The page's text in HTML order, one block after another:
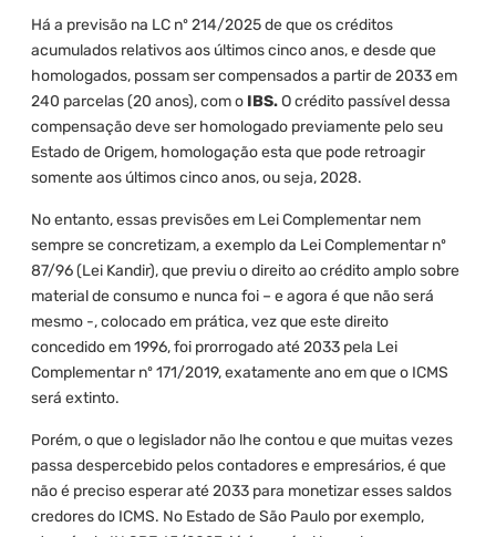
Há a previsão na LC nº 214/2025 de que os créditos
acumulados relativos aos últimos cinco anos, e desde que
homologados, possam ser compensados a partir de 2033 em
240 parcelas (20 anos), com o IBS.O crédito passível dessa
compensação deve ser homologado previamente pelo seu
Estado de Origem, homologação esta que pode retroagir
somente aos últimos cinco anos, ou seja, 2028.
No entanto, essas previsões em Lei Complementar nem
sempre se concretizam, a exemplo da Lei Complementar nº
87/96 (Lei Kandir), que previu o direito ao crédito amplo sobre
material de consumo e nunca foi – e agora é que não será
mesmo -, colocado em prática, vez que este direito
concedido em 1996, foi prorrogado até 2033 pela Lei
Complementar nº 171/2019, exatamente ano em que o ICMS
será extinto.
Porém, o que o legislador não lhe contou e que muitas vezes
passa despercebido pelos contadores e empresários, é que
não é preciso esperar até 2033 para monetizar esses saldos
credores do ICMS. No Estado de São Paulo por exemplo,